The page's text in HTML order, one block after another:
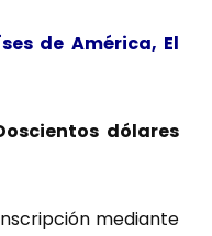
de América, El
dólares
mediante